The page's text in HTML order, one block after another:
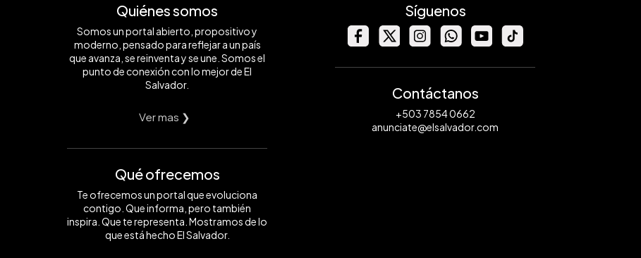
Quiénes somos
Somos un portal abierto, propositivo y
moderno, pensado para reflejar a un país
que avanza, se reinventa y se une. Somos el
punto de conexión con lo mejor de El
Salvador.
Ver mas ❯
Qué ofrecemos
Te ofrecemos un portal que evoluciona
contigo. Que informa, pero también
inspira. Que te representa. Mostramos de lo
que está hecho El Salvador.
Síguenos
Contáctanos
+503 7854 0662
anunciate@elsalvador.com